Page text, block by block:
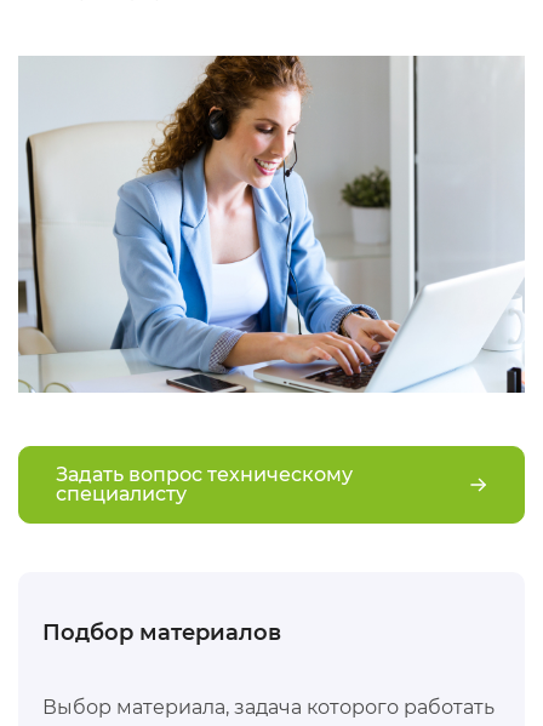
Задать вопрос техническому
специалисту
Подбор материалов
Выбор материала, задача которого работать